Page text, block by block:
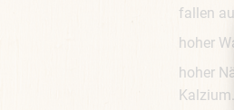
fallen
hoher
hoher